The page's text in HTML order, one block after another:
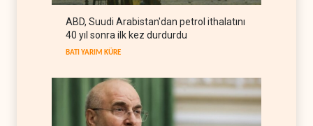
ağır darbe, yüzlerce asker
öldü
ABD, Suudi Arabistan'dan petrol ithalatını
40 yıl sonra ilk kez durdurdu
BATI YARIM KÜRE